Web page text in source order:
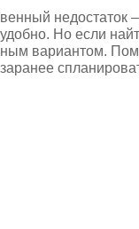
недостаток
удобно. Но если
вариантом.